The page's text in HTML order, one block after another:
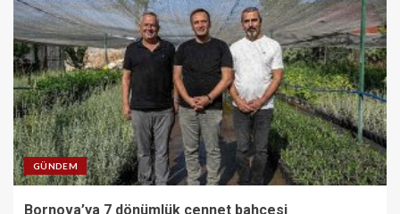
GÜNDEM
Bornova’ya 7 dönümlük cennet bahçesi